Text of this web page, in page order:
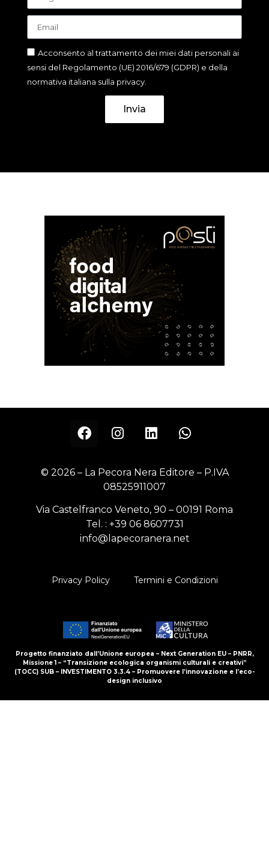
Acconsento al trattamento dei miei dati personali ai
sensi del Regolamento (UE) 2016/679 (GDPR) e della
normativa italiana sulla privacy.
Invia
© 2026 – La Pecora Nera Editore – P.IVA
08525911007
Via Castelfranco Veneto, 90 – 00191 Roma
Tel. : +39 06 8607731
info@lapecoranera.net
Privacy Policy Termini e Condizioni
Progetto finanziato dall’Unione europea – Next Generation EU – PNRR,
Missione 1 – “Transizione ecologica organismi culturali e creativi”
(TOCC) SUB – INVESTIMENTO 3.3.4 – Promuovere l’innovazione e l’eco-
design inclusivo